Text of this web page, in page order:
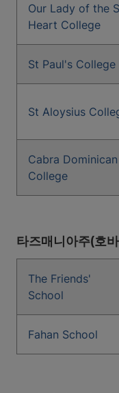
Our Lady of the
Heart College
St Paul's College
St Aloysius
Cabra Dominican
College
타즈매니아주(호
The Friends'
School
Fahan School